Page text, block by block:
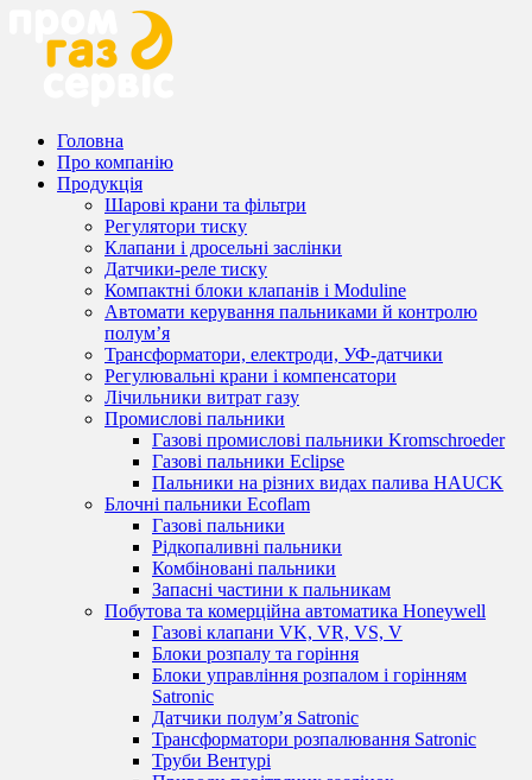
Головна
Про компанію
Продукція
Шарові крани та фільтри
Регулятори тиску
Клапани і дросельні заслінки
Датчики-реле тиску
Компактні блоки клапанів і Moduline
Автомати керування пальниками й контролю
полум’я
Трансформатори, електроди, УФ-датчики
Регулювальні крани і компенсатори
Лічильники витрат газу
Промислові пальники
Газові промислові пальники Kromschroeder
Газові пальники Eclipse
Пальники на різних видах палива HAUCK
Блочні пальники Ecoflam
Газові пальники
Рідкопаливні пальники
Комбіновані пальники
Запасні частини к пальникам
Побутова та комерційна автоматика Honeywell
Газові клапани VK, VR, VS, V
Блоки розпалу та горіння
Блоки управління розпалом і горінням
Satronic
Датчики полум’я Satronic
Трансформатори розпалювання Satronic
Труби Вентурі